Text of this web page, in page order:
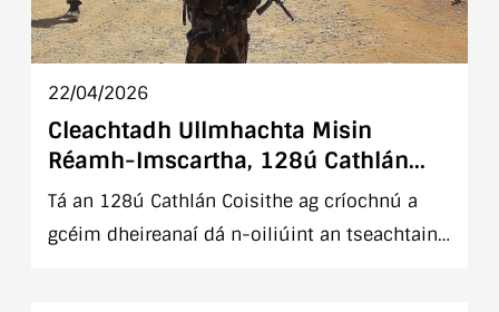
22/04/2026
Cleachtadh Ullmhachta Misin
Réamh-Imscartha, 128ú Cathlán
Coisithe, UNIFIL (An Liobáin)
Tá an 128ú Cathlán Coisithe ag críochnú a
gcéim dheireanaí dá n-oiliúint an tseachtain